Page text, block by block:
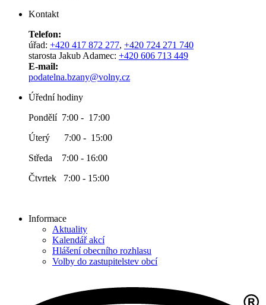
Kontakt
Telefon:
úřad: +420 417 872 277, +420 724 271 740
starosta Jakub Adamec: +420 606 713 449
E-mail:
podatelna.bzany@volny.cz
Úřední hodiny
Pondělí 7:00 - 17:00
Úterý 7:00 - 15:00
Středa 7:00 - 16:00
Čtvrtek 7:00 - 15:00
Informace
Aktuality
Kalendář akcí
Hlášení obecního rozhlasu
Volby do zastupitelstev obcí